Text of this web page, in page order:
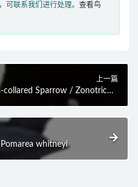
可联系我们进行处理。 查看鸟
上一篇
Sparrow / Zonotrichia
whitneyi